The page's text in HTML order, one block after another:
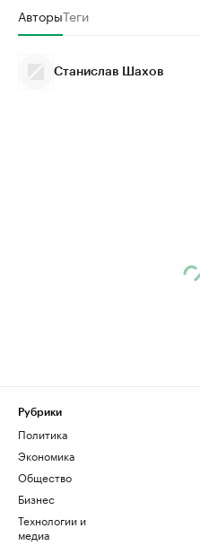
АвторыТеги
Станислав Шахов
Рубрики
Политика
Экономика
Общество
Бизнес
Технологии и
медиа